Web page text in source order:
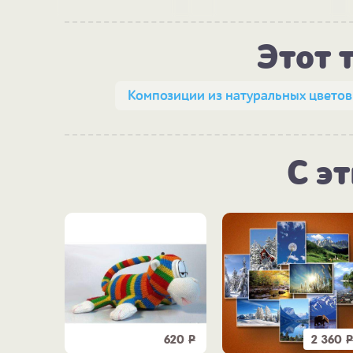
Этот
Композиции из натуральных цветов
С
620 Р 2 360 Р